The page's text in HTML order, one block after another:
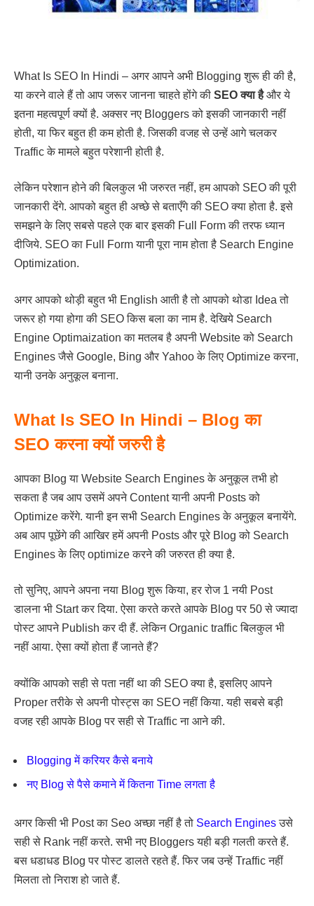
What Is SEO In Hindi – अगर आपने अभी Blogging शुरू ही की है,
या करने वाले हैं तो आप जरूर जानना चाहते होंगे की SEO क्या हैऔर ये
इतना महत्वपूर्ण क्यों है. अक्सर नए Bloggers को इसकी जानकारी नहीं
होती, या फिर बहुत ही कम होती है. जिसकी वजह से उन्हें आगे चलकर
Traffic के मामले बहुत परेशानी होती है.
लेकिन परेशान होने की बिलकुल भी जरुरत नहीं, हम आपको SEO की पूरी
जानकारी देंगे. आपको बहुत ही अच्छे से बताएँगे की SEO क्या होता है. इसे
समझने के लिए सबसे पहले एक बार इसकी Full Form की तरफ ध्यान
दीजिये. SEO का Full Form यानी पूरा नाम होता है Search Engine
Optimization.
अगर आपको थोड़ी बहुत भी English आती है तो आपको थोडा Idea तो
जरूर हो गया होगा की SEO किस बला का नाम है. देखिये Search
Engine Optimaization का मतलब है अपनी Website को Search
Engines जैसे Google, Bing और Yahoo के लिए Optimize करना,
यानी उनके अनुकूल बनाना.
What Is SEO In Hindi – Blog का
SEO करना क्यों जरुरी है
आपका Blog या Website Search Engines के अनुकूल तभी हो
सकता है जब आप उसमें अपने Content यानी अपनी Posts को
Optimize करेंगे. यानी इन सभी Search Engines के अनुकूल बनायेंगे.
अब आप पूछेंगे की आखिर हमें अपनी Posts और पूरे Blog को Search
Engines के लिए optimize करने की जरुरत ही क्या है.
तो सुनिए, आपने अपना नया Blog शुरू किया, हर रोज 1 नयी Post
डालना भी Start कर दिया. ऐसा करते करते आपके Blog पर 50 से ज्यादा
पोस्ट आपने Publish कर दी हैं. लेकिन Organic traffic बिलकुल भी
नहीं आया. ऐसा क्यों होता हैं जानते हैं?
क्योंकि आपको सही से पता नहीं था की SEO क्या है, इसलिए आपने
Proper तरीके से अपनी पोस्ट्स का SEO नहीं किया. यही सबसे बड़ी
वजह रही आपके Blog पर सही से Traffic ना आने की.
Blogging में करियर कैसे बनाये
नए Blog से पैसे कमाने में कितना Time लगता है
अगर किसी भी Post का Seo अच्छा नहीं है तो Search Enginesउसे
सही से Rank नहीं करते. सभी नए Bloggers यही बड़ी गलती करते हैं.
बस धडाधड Blog पर पोस्ट डालते रहते हैं. फिर जब उन्हें Traffic नहीं
मिलता तो निराश हो जाते हैं.